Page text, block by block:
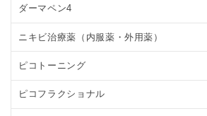
ダーマペン4
ニキビ治療薬（内服薬・外用薬）
ピコトーニング
ピコフラクショナル